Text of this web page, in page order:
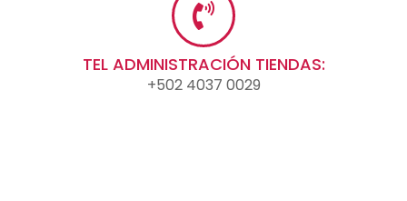
TEL ADMINISTRACIÓN TIENDAS:
+502 4037 0029